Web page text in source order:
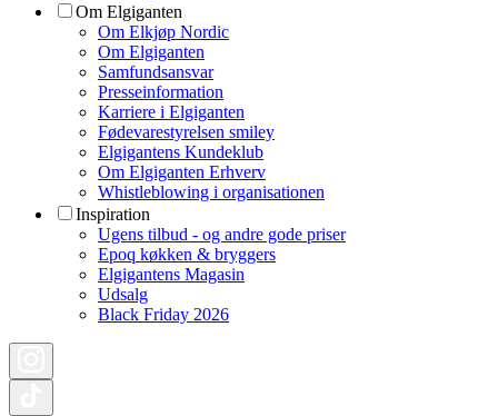
Om Elgiganten
Om Elkjøp Nordic
Om Elgiganten
Samfundsansvar
Presseinformation
Karriere i Elgiganten
Fødevarestyrelsen smiley
Elgigantens Kundeklub
Om Elgiganten Erhverv
Whistleblowing i organisationen
Inspiration
Ugens tilbud - og andre gode priser
Epoq køkken & bryggers
Elgigantens Magasin
Udsalg
Black Friday 2026